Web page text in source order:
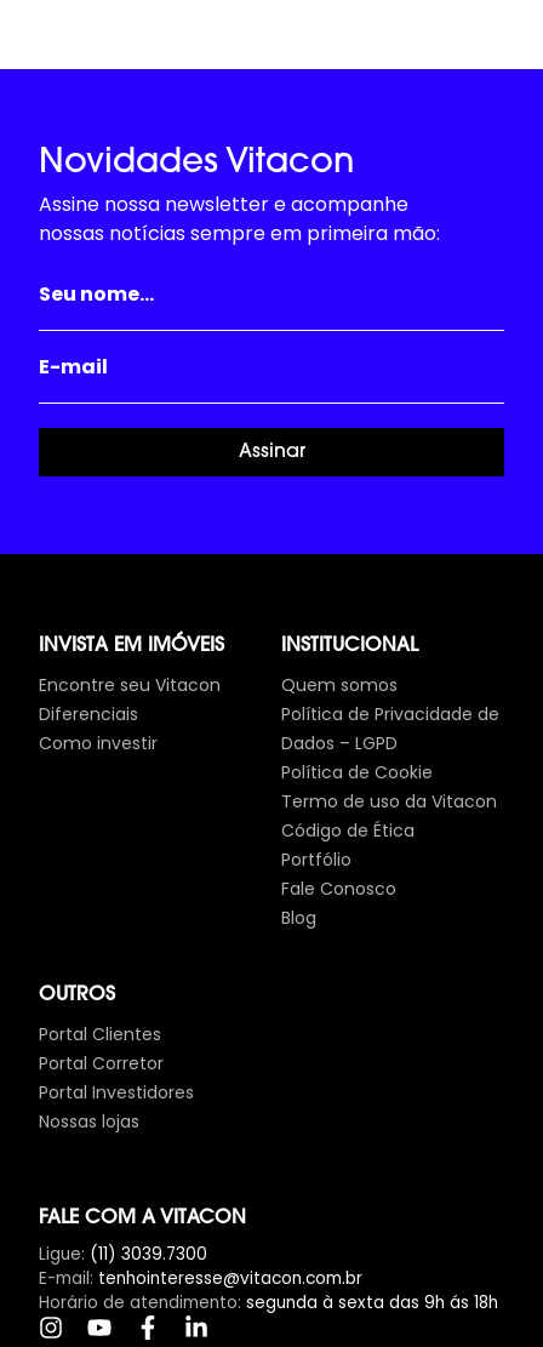
Novidades Vitacon
Assine nossa newsletter e acompanhe
nossas notícias sempre em primeira mão:
Assinar
INVISTA EM IMÓVEIS
Encontre seu Vitacon
Diferenciais
Como investir
INSTITUCIONAL
Quem somos
Política de Privacidade de
Dados – LGPD
Política de Cookie
Termo de uso da Vitacon
Código de Ética
Portfólio
Fale Conosco
Blog
OUTROS
Portal Clientes
Portal Corretor
Portal Investidores
Nossas lojas
FALE COM A VITACON
Ligue: (11) 3039.7300
E-mail: tenhointeresse@vitacon.com.br
Horário de atendimento: segunda à sexta das 9h ás 18h